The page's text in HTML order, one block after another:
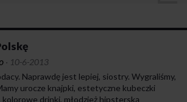
· 10-6-2013
Naprawdę jest lepiej, siostry. Wygraliśmy,
urocze knajpki, estetyczne kubeczki
kolorowe drinki, młodzież hipsterską